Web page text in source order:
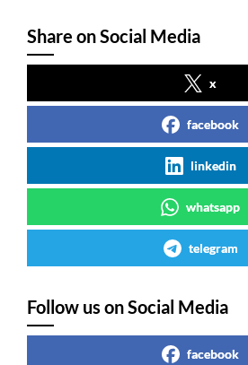
Share on Social Media
x
facebook
linkedin
whatsapp
telegram
Follow us on Social Media
facebook